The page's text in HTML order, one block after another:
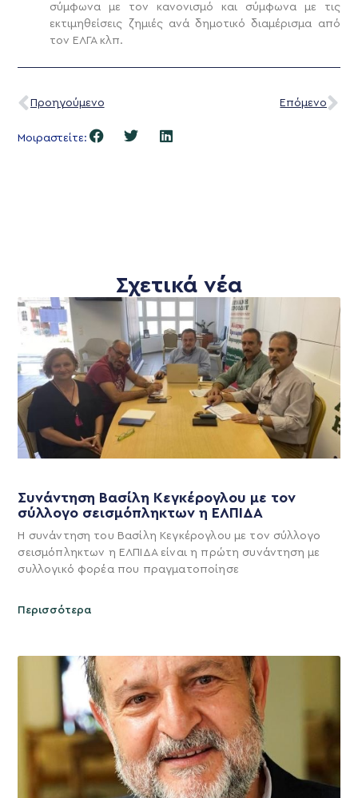
σύμφωνα με τον κανονισμό και σύμφωνα με τις
εκτιμηθείσεις ζημιές ανά δημοτικό διαμέρισμα από
τον ΕΛΓΑ κλπ.
Προηγούμενο Επόμενο
Μοιραστείτε:
Σχετικά νέα
Συνάντηση Βασίλη Κεγκέρογλου με τον
σύλλογο σεισμόπληκτων η ΕΛΠΙΔΑ
Η συνάντηση του Βασίλη Κεγκέρογλου με τον σύλλογο
σεισμόπληκτων η ΕΛΠΙΔΑ είναι η πρώτη συνάντηση με
συλλογικό φορέα που πραγματοποίησε
Περισσότερα